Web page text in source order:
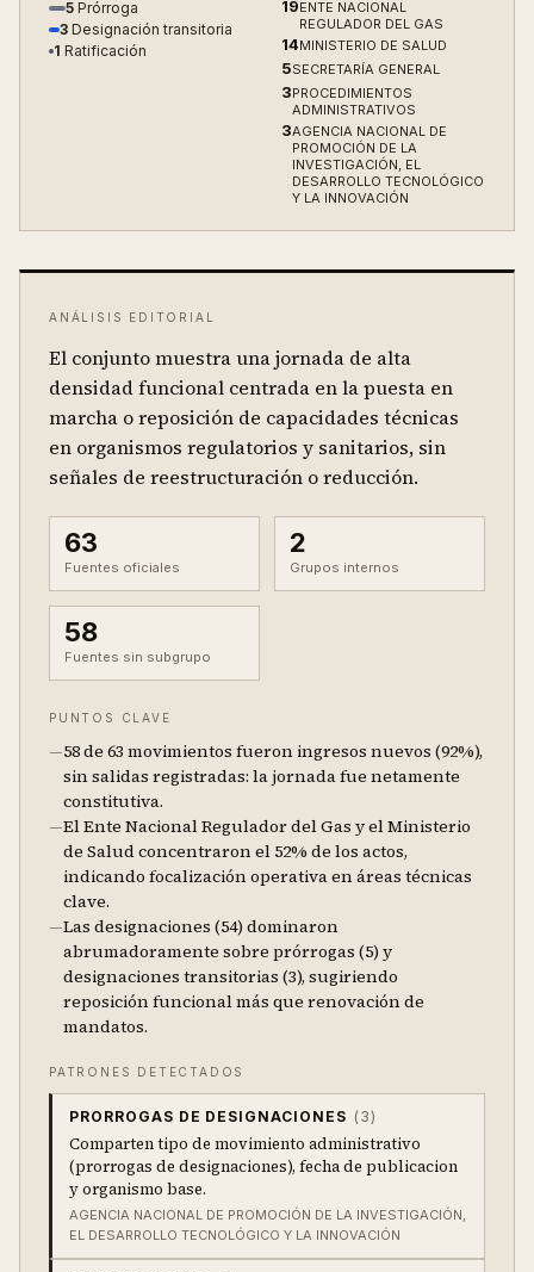
5 Prórroga
3 Designación transitoria
1 Ratificación
19ENTE NACIONAL
REGULADOR DEL GAS
14MINISTERIO DE SALUD
5SECRETARÍA GENERAL
3PROCEDIMIENTOS
ADMINISTRATIVOS
3AGENCIA NACIONAL DE
PROMOCIÓN DE LA
INVESTIGACIÓN, EL
DESARROLLO TECNOLÓGICO
Y LA INNOVACIÓN
ANÁLISIS EDITORIAL
El conjunto muestra una jornada de alta
densidad funcional centrada en la puesta en
marcha o reposición de capacidades técnicas
en organismos regulatorios y sanitarios, sin
señales de reestructuración o reducción.
63
Fuentes oficiales
2
Grupos internos
58
Fuentes sin subgrupo
PUNTOS CLAVE
—58 de 63 movimientos fueron ingresos nuevos (92%),
sin salidas registradas: la jornada fue netamente
constitutiva.
—El Ente Nacional Regulador del Gas y el Ministerio
de Salud concentraron el 52% de los actos,
indicando focalización operativa en áreas técnicas
clave.
—Las designaciones (54) dominaron
abrumadoramente sobre prórrogas (5) y
designaciones transitorias (3), sugiriendo
reposición funcional más que renovación de
mandatos.
PATRONES DETECTADOS
PRORROGAS DE DESIGNACIONES ( 3)
Comparten tipo de movimiento administrativo
(prorrogas de designaciones), fecha de publicacion
y organismo base.
AGENCIA NACIONAL DE PROMOCIÓN DE LA INVESTIGACIÓN,
EL DESARROLLO TECNOLÓGICO Y LA INNOVACIÓN